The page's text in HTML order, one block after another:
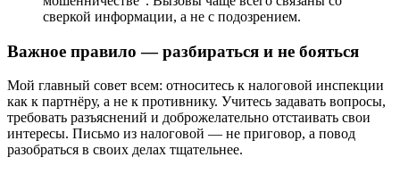
сверкой информации, а не с подозрением.
Важное правило — разбираться и не бояться
Мой главный совет всем: относитесь к налоговой инспекции
как к партнёру, а не к противнику. Учитесь задавать вопросы,
требовать разъяснений и доброжелательно отстаивать свои
интересы. Письмо из налоговой — не приговор, а повод
разобраться в своих делах тщательнее.